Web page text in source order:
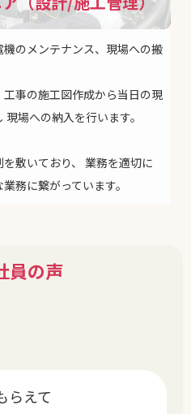
のメンテナンス、現場への搬
事の施工図作成から当日の現
現場への納入を行います。
敷いており、
業務を適切に
務に繋がっています。
員の声
らえて